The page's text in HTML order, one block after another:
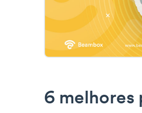
6 melhores